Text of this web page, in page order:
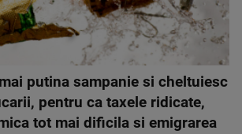
putina sampanie si cheltuiesc
pentru ca taxele ridicate,
tot mai dificila si emigrarea